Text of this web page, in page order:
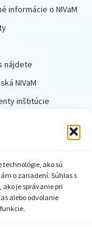
ako sú
o zariadení. Súhlas s
je správanie pri
alebo odvolanie
informácie o NIVaM
nájdete
NIVaM
inštitúcie